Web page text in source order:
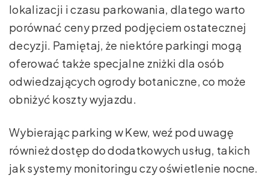
lokalizacji i czasu parkowania, dlatego warto
porównać ceny przed podjęciem ostatecznej
decyzji. Pamiętaj, że niektóre parkingi mogą
oferować także specjalne zniżki dla osób
odwiedzających ogrody botaniczne, co może
obniżyć koszty wyjazdu.
Wybierając parking w Kew, weź pod uwagę
również dostęp do dodatkowych usług, takich
jak systemy monitoringu czy oświetlenie nocne.